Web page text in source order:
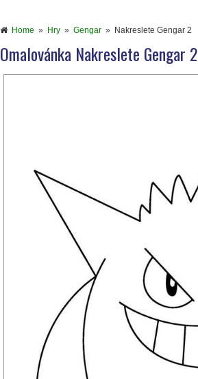
Home » Hry » Gengar » Nakreslete Gengar 2
Omalovánka Nakreslete Gengar 2